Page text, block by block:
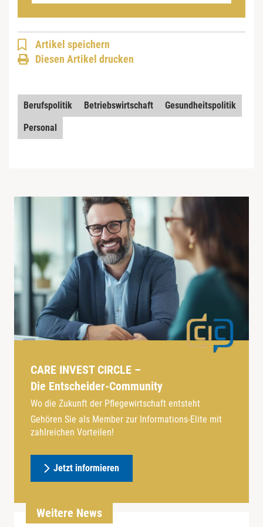
Artikel speichern
Diesen Artikel drucken
Berufspolitik Betriebswirtschaft
Gesundheitspolitik
Personal
CARE INVEST CIRCLE –
Die Entscheider-Community
Wo die Zukunft der Pflegewirtschaft entsteht
Gehören Sie als Member zur Informations-Elite mit
zahlreichen Vorteilen!
Jetzt informieren
Weitere News